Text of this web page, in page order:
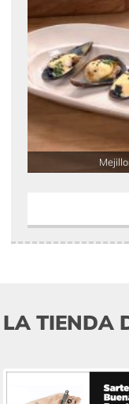
LA TIENDA